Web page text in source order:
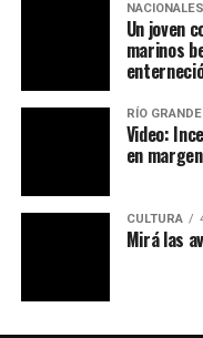
NACIONALES
Un joven
marinos
RÍO GRANDE
Video:
en
CULTURA
Mirá las